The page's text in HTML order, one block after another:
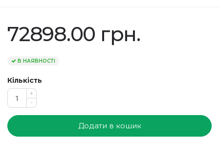
72898.00 грн.
В НАЯВНОСТІ
Кількість
+
-
Додати в кошик